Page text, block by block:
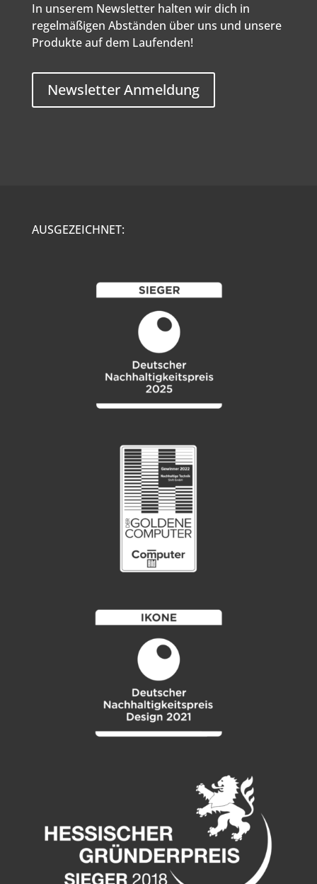
In unserem Newsletter halten wir dich in
regelmäßigen Abständen über uns und unsere
Produkte auf dem Laufenden!
Newsletter Anmeldung
AUSGEZEICHNET: